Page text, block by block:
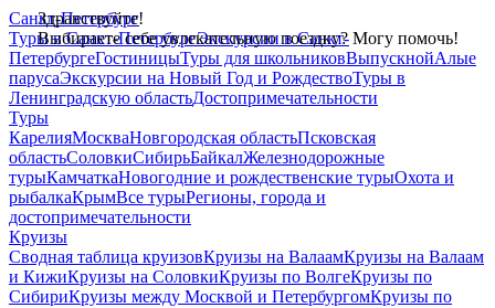
Здравствуйте!
Выбираете себе увлекательную поездку? Могу помочь!
Санкт-Петербург
Туры в Санкт-ПетербургЭкскурсии в Санкт-
ПетербургеГостиницыТуры для школьниковВыпускнойАлые
парусаЭкскурсии на Новый Год и РождествоТуры в
Ленинградскую областьДостопримечательности
Туры
КарелияМоскваНовгородская областьПсковская
областьСоловкиСибирьБайкалЖелезнодорожные
турыКамчаткаНовогодние и рождественские турыОхота и
рыбалкаКрымВсе турыРегионы, города и
достопримечательности
Круизы
Сводная таблица круизовКруизы на ВалаамКруизы на Валаам
и КижиКруизы на СоловкиКруизы по ВолгеКруизы по
СибириКруизы между Москвой и ПетербургомКруизы по